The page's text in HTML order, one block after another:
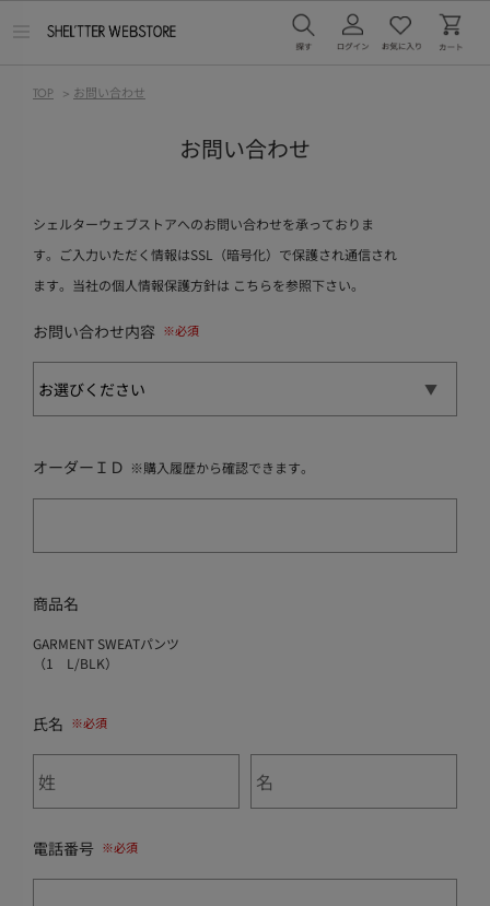
TOP > お問い合わせ
お問い合わせ
シェルターウェブストアへのお問い合わせを承っておりま
す。ご入力いただく情報はSSL（暗号化）で保護され通信され
ます。当社の個人情報保護方針は こちらを参照下さい。
お問い合わせ内容
オーダーＩＤ ※購入履歴から確認できます。
商品名
GARMENT SWEATパンツ
（1 L/BLK）
氏名
電話番号